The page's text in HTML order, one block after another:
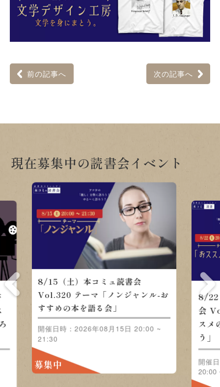
前の記事へ 次の記事へ
現在募集中の読書会イベント
8/22（土）本コミュ読書会
Vol.321 テーマ「おススメの
映画をみんなで語ろう」
開催日時：2026年08月22日 20:00 ~
募集中
8/
ル-
開催
~
募集